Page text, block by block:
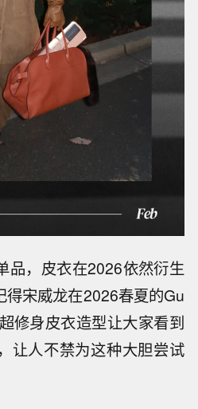
品，皮衣在2026依然衍生
得宋威龙在2026春夏的Gu
修身皮衣造型让大家看到
让人不禁为这种大胆尝试